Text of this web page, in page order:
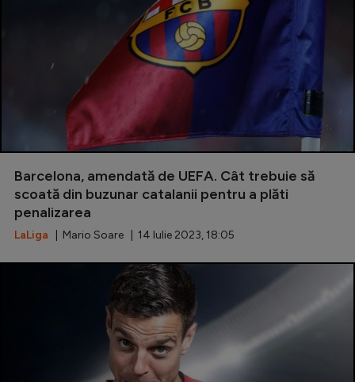
Barcelona, amendată de UEFA. Cât trebuie să
scoată din buzunar catalanii pentru a plăti
penalizarea
LaLiga | Mario Soare | 14 Iulie 2023, 18:05